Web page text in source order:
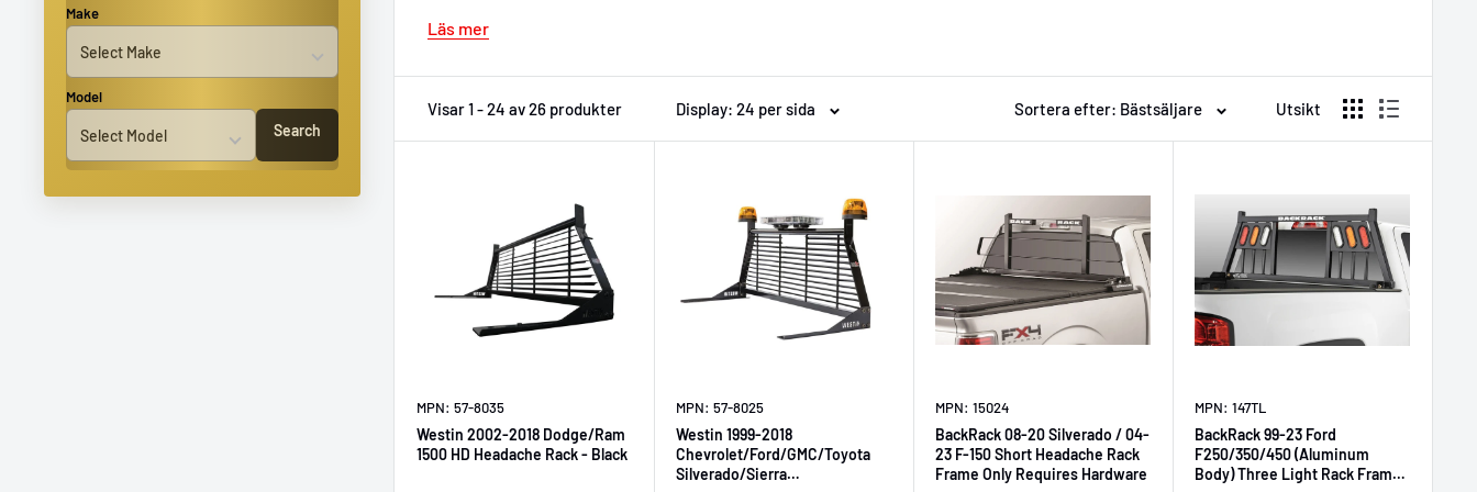
Make
Model
Search
Läs mer
Visar 1 - 24 av 26 produkter Display: 24 per sida Sortera efter: Bästsäljare Utsikt
MPN: 57-8035
Westin 2002-2018 Dodge/Ram
1500 HD Headache Rack - Black
MPN: 57-8025
Westin 1999-2018
Chevrolet/Ford/GMC/Toyota
Silverado/Sierra
MPN: 15024
BackRack 08-20 Silverado / 04-
23 F-150 Short Headache Rack
Frame Only Requires Hardware
MPN: 147TL
BackRack 99-23 Ford
F250/350/450 (Aluminum
Body) Three Light Rack Frame